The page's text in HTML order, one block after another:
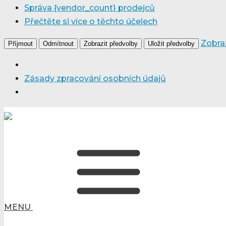
Správa {vendor_count} prodejců
Přečtěte si více o těchto účelech
Příjmout Odmítnout Zobrazit předvolby Uložit předvolby
Zásady zpracování osobních údajů
MENU